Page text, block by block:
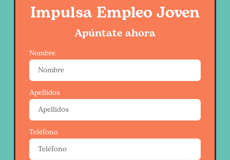
Impulsa Empleo Joven
Apúntate ahora
Nombre
Apellidos
Teléfono